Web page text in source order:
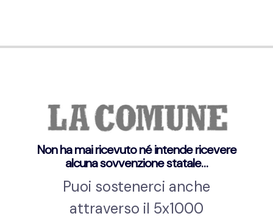
Non ha mai ricevuto né intende ricevere
alcuna sovvenzione statale…
Puoi sostenerci anche
attraverso il 5x1000